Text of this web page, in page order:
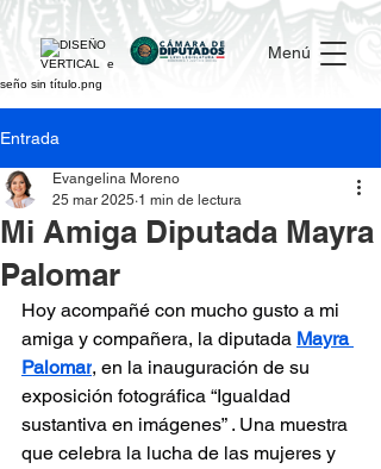
Menú
Entrada
Mi Amiga Diputada Mayra
Palomar
Evangelina Moreno
25 mar 2025 1 min de lectura
Hoy acompañé con mucho gusto a mi
amiga y compañera, la diputada Mayra
Palomar, en la inauguración de su
exposición fotográfica “Igualdad
sustantiva en imágenes” . Una muestra
que celebra la lucha de las mujeres y